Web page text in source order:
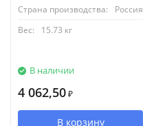
Страна производства:
Россия
Вес:
15.73 кг
В наличии
4 062,50 ₽
В корзину